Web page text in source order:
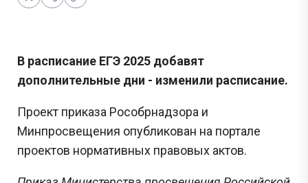
В расписание ЕГЭ 2025 добавят
дополнительные дни - изменили расписание.
Проект приказа Рособрнадзора и
Минпросвещения опубликован на портале
проектов нормативных правовых актов.